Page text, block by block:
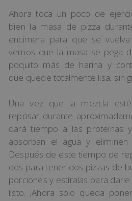
Ahora toca un poco de
bien la masa de pizza
encimera para que se
vemos que la masa se pega
poquito más de harina y
que quede totalmente lisa, sin
Una vez que la mezcla
reposar durante
dará tiempo a las proteínas
absorban el agua y
Después de este tiempo de
dos para tener dos pizzas de
porciones y estíralas para
listo. ¡Ahora solo queda